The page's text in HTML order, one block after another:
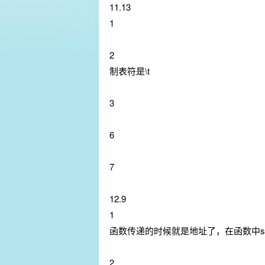
11.13
1
2
制表符是\t
3
6
7
12.9
1
函数传递的时候就是地址了，在函数中
2